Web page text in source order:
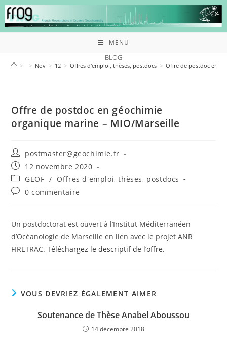
MENU
BLOG
> > Nov > 12 > Offres d'emploi, thèses, postdocs > Offre de postdoc en
Offre de postdoc en géochimie
organique marine – MIO/Marseille
postmaster@geochimie.fr
12 novembre 2020
GEOF / Offres d'emploi, thèses, postdocs
0 commentaire
Un postdoctorat est ouvert à l’Institut Méditerranéen
d’Océanologie de Marseille en lien avec le projet ANR
FIRETRAC.Téléchargez le descriptif de l’offre.
VOUS DEVRIEZ ÉGALEMENT AIMER
Soutenance de Thèse Anabel Aboussou
14 décembre 2018